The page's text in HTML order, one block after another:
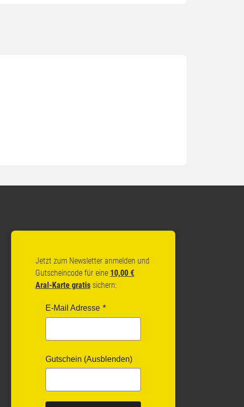
Jetzt zum Newsletter anmelden und
Gutscheincode für eine 10,00 €
Aral-Karte gratissichern:
E-Mail Adresse
Gutschein (Ausblenden)